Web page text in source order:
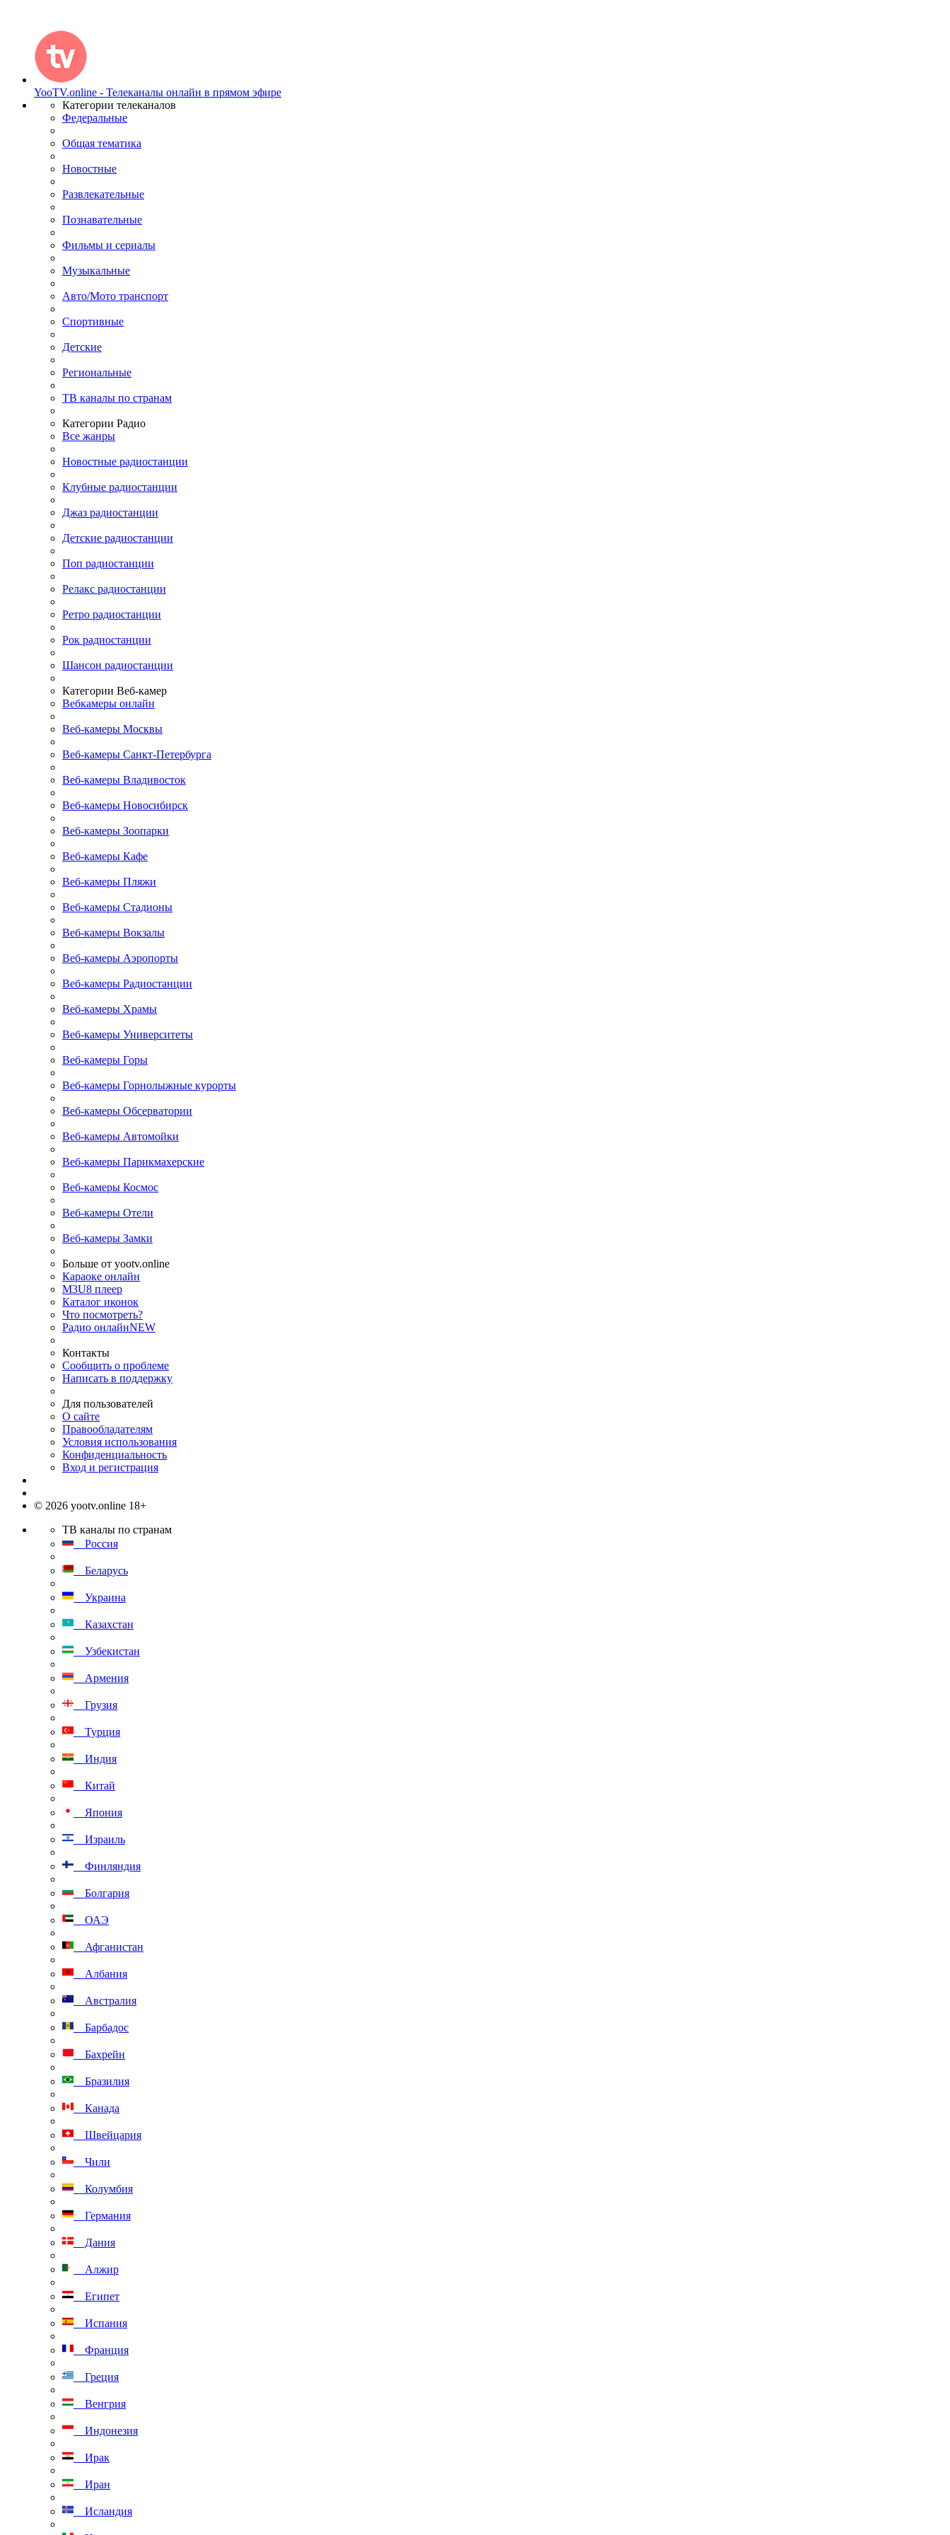
YooTV.online - Телеканалы онлайн в прямом эфире
Категории телеканалов
Федеральные
Общая тематика
Новостные
Развлекательные
Познавательные
Фильмы и сериалы
Музыкальные
Авто/Мото транспорт
Спортивные
Детские
Региональные
ТВ каналы по странам
Категории Радио
Все жанры
Новостные радиостанции
Клубные радиостанции
Джаз радиостанции
Детские радиостанции
Поп радиостанции
Релакс радиостанции
Ретро радиостанции
Рок радиостанции
Шансон радиостанции
Категории Веб-камер
Вебкамеры онлайн
Веб-камеры Москвы
Веб-камеры Санкт-Петербурга
Веб-камеры Владивосток
Веб-камеры Новосибирск
Веб-камеры Зоопарки
Веб-камеры Кафе
Веб-камеры Пляжи
Веб-камеры Стадионы
Веб-камеры Вокзалы
Веб-камеры Аэропорты
Веб-камеры Радиостанции
Веб-камеры Храмы
Веб-камеры Университеты
Веб-камеры Горы
Веб-камеры Горнолыжные курорты
Веб-камеры Обсерватории
Веб-камеры Автомойки
Веб-камеры Парикмахерские
Веб-камеры Космос
Веб-камеры Отели
Веб-камеры Замки
Больше от yootv.online
Караоке онлайн
M3U8 плеер
Каталог иконок
Что посмотреть?
Радио онлайнNEW
Контакты
Сообщить о проблеме
Написать в поддержку
Для пользователей
О сайте
Правообладателям
Условия использования
Конфиденциальность
Вход и регистрация
© 2026 yootv.online 18+
ТВ каналы по странам
Россия
Беларусь
Украина
Казахстан
Узбекистан
Армения
Грузия
Турция
Индия
Китай
Япония
Израиль
Финляндия
Болгария
ОАЭ
Афганистан
Албания
Австралия
Барбадос
Бахрейн
Бразилия
Канада
Швейцария
Чили
Колумбия
Германия
Дания
Алжир
Египет
Испания
Франция
Греция
Венгрия
Индонезия
Ирак
Иран
Исландия